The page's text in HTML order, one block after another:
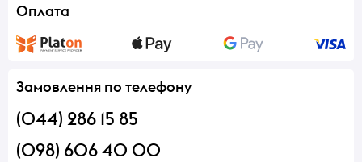
Оплата
Замовлення по телефону
(044) 286 15 85
(098) 606 40 00